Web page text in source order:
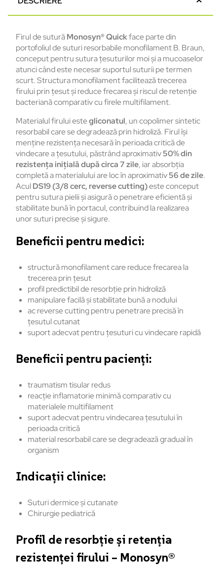
Firul de suturăMonosyn® Quickface parte din
portofoliul de suturi resorbabile monofilament B. Braun,
conceput pentru sutura țesuturilor moi și a mucoaselor
atunci când este necesar suportul suturii pe termen
scurt. Structura monofilament facilitează trecerea
firului prin țesut și reduce frecarea și riscul de retenție
bacteriană comparativ cu firele multifilament.
Materialul firului estegliconatul, un copolimer sintetic
resorbabil care se degradează prin hidroliză. Firul își
menține rezistența necesară în perioada critică de
vindecare a țesutului, păstrând aproximativ50% din
rezistența inițială după circa 7 zile, iar absorbția
completă a materialului are loc în aproximativ56 de zile.
AculDS19 (3/8 cerc, reverse cutting)este conceput
pentru sutura pielii și asigură o penetrare eficientă și
stabilitate bună în portacul, contribuind la realizarea
unor suturi precise și sigure.
Beneficii pentru medici:
structură monofilament care reduce frecarea la
trecerea prin țesut
profil predictibil de resorbție prin hidroliză
manipulare facilă și stabilitate bună a nodului
ac reverse cutting pentru penetrare precisă în
țesutul cutanat
suport adecvat pentru țesuturi cu vindecare rapidă
Beneficii pentru pacienți:
traumatism tisular redus
reacție inflamatorie minimă comparativ cu
materialele multifilament
suport adecvat pentru vindecarea țesutului în
perioada critică
material resorbabil care se degradează gradual în
organism
Indicații clinice:
Suturi dermice și cutanate
Chirurgie pediatrică
Profil de resorbție și retenția
rezistenței firului – Monosyn®